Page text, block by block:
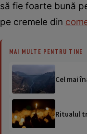
să fie foarte bună
pe cremele din
MAI MULTE PENTRU TINE
Cel mai
Ritualul